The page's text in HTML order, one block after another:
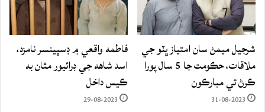
شرجيل ميمڻ سان امتياز ڀٽو جي
ملاقات، حڪومت جا 5 سال پورا
ڪرڻ تي مبارڪون
31-08-2023
فاطمه واقعي ۾ ڊسپينسر نامزد،
اسد شاهه جي ڊرائيور مٿان به
ڪيس داخل
29-08-2023